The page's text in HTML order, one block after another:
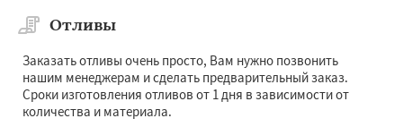
Отливы
Заказать отливы очень просто, Вам нужно позвонить
нашим менеджерам и сделать предварительный заказ.
Сроки изготовления отливов от 1 дня в зависимости от
количества и материала.